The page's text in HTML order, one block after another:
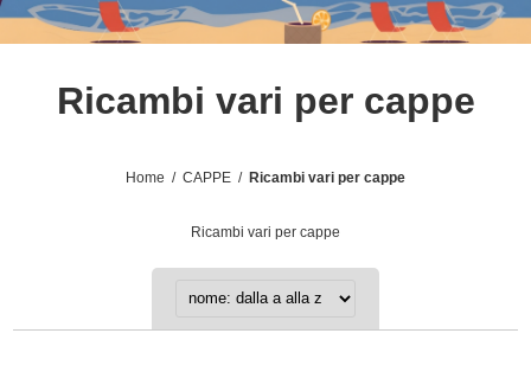
Ricambi vari per cappe
Home / CAPPE / Ricambi vari per cappe
Ricambi vari per cappe